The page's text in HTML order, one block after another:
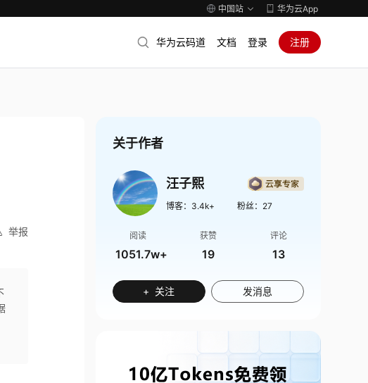
中国站 华为云App
华为云码道 文档 登录 注册
举报
关于作者
汪子熙
博客： 3.4k+ 粉丝： 27
阅读
1051.7w+
获赞
19
评论
13
+ 关注 发消息